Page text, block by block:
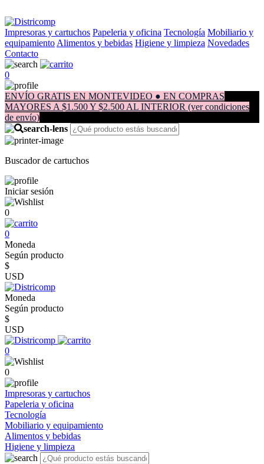
Impresoras y cartuchos Papeleria y oficina Tecnología Mobiliario y
equipamiento Alimentos y bebidas Higiene y limpieza Novedades
Contacto
0
ENVÍO GRATIS EN MONTEVIDEO ● EN COMPRAS
MAYORES A $1.500 Y $2.500 AL INTERIOR (ver condiciones
de envío)
Buscador de cartuchos
Iniciar sesión
0
0
Moneda
Según producto
$
USD
Moneda
Según producto
$
USD
0
0
Impresoras y cartuchos
Papeleria y oficina
Tecnología
Mobiliario y equipamiento
Alimentos y bebidas
Higiene y limpieza